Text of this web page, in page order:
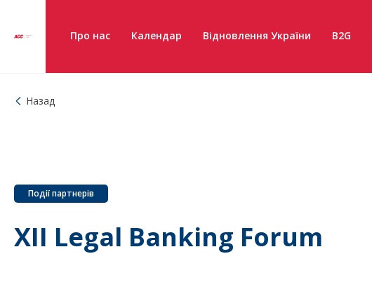
Про нас Календар Відновлення України B2G
Назад
Події партнерів
ХІІ Legal Banking Forum